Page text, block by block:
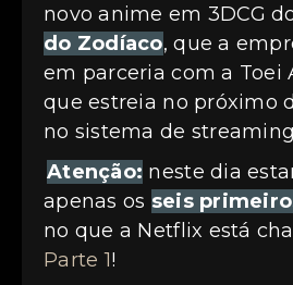
novo anime em 3DCG
do Zodíaco, que a
em parceria com a Toei
que estreia no próximo
no sistema de
Atenção: neste dia
apenas os seis
no que a Netflix está
Parte 1!